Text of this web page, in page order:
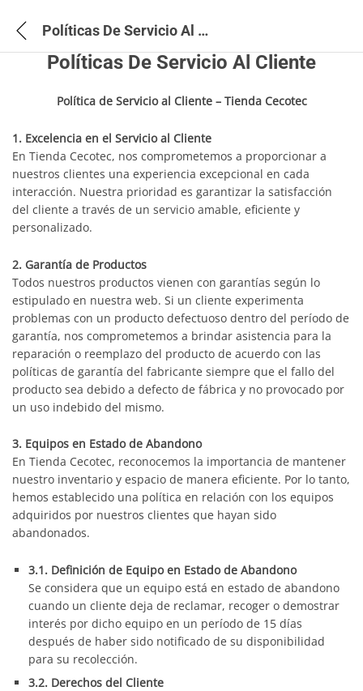
Políticas De Servicio Al Cliente
Políticas De Servicio Al Cliente
Política de Servicio al Cliente – Tienda Cecotec
1. Excelencia en el Servicio al Cliente
En Tienda Cecotec, nos comprometemos a proporcionar a
nuestros clientes una experiencia excepcional en cada
interacción. Nuestra prioridad es garantizar la satisfacción
del cliente a través de un servicio amable, eficiente y
personalizado.
2. Garantía de Productos
Todos nuestros productos vienen con garantías según lo
estipulado en nuestra web. Si un cliente experimenta
problemas con un producto defectuoso dentro del período de
garantía, nos comprometemos a brindar asistencia para la
reparación o reemplazo del producto de acuerdo con las
políticas de garantía del fabricante siempre que el fallo del
producto sea debido a defecto de fábrica y no provocado por
un uso indebido del mismo.
3. Equipos en Estado de Abandono
En Tienda Cecotec, reconocemos la importancia de mantener
nuestro inventario y espacio de manera eficiente. Por lo tanto,
hemos establecido una política en relación con los equipos
adquiridos por nuestros clientes que hayan sido
abandonados.
3.1. Definición de Equipo en Estado de Abandono
Se considera que un equipo está en estado de abandono
cuando un cliente deja de reclamar, recoger o demostrar
interés por dicho equipo en un período de 15 días
después de haber sido notificado de su disponibilidad
para su recolección.
3.2. Derechos del Cliente